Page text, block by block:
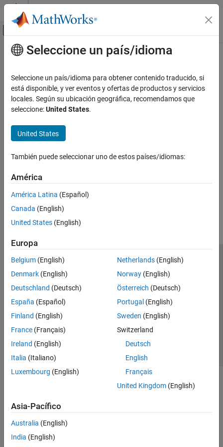
Saltar al contenido
Mostrar/ocultar menú de navegación
Inicio de Documentación
Contenido principal
How useful was this information?
Seleccione un país/idioma
Seleccione un país/idioma para obtener contenido traducido, si
está disponible, y ver eventos y ofertas de productos y servicios
locales. Según su ubicación geográfica, recomendamos que
seleccione:United States.
United States
También puede seleccionar uno de estos países/idiomas:
América
América Latina (Español)
Canada (English)
United States (English)
Europa
Belgium (English)
Denmark (English)
Deutschland (Deutsch)
España (Español)
Finland (English)
France (Français)
Ireland (English)
Italia (Italiano)
Luxembourg (English)
Netherlands(English)
Norway(English)
Österreich (Deutsch)
Portugal (English)
Sweden (English)
Switzerland
Deutsch
English
Français
United Kingdom(English)
Asia-Pacífico
Australia (English)
India (English)
Centro de confianza
Marcas comerciales
Política de privacidad
Antipiratería
Estado de las aplicaciones
Información de contacto
© 1994-2026 The MathWorks, Inc.